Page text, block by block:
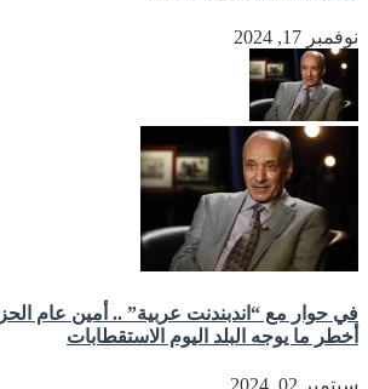
نوفمبر 17, 2024
في حوار مع “اندبندنت عربية” .. أمين عام
أخطر ما يوجه البلد اليوم الاستقطابات